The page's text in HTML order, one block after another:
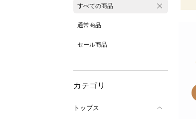
すべての商品
通常商品
セール商品
カテゴリ
トップス